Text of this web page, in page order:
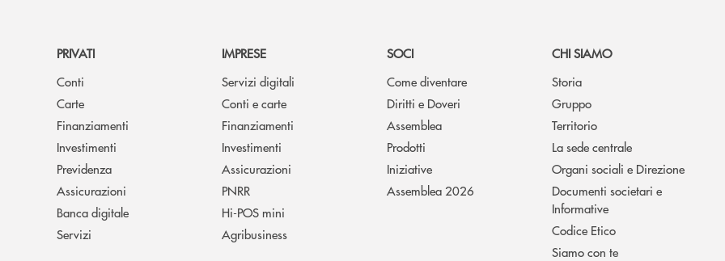
PRIVATI
Conti
Carte
Finanziamenti
Investimenti
Previdenza
Assicurazioni
Banca digitale
Servizi
IMPRESE
Servizi digitali
Conti e carte
Finanziamenti
Investimenti
Assicurazioni
PNRR
Hi-POS mini
Agribusiness
SOCI
Come diventare
Diritti e Doveri
Assemblea
Prodotti
Iniziative
Assemblea 2026
CHI SIAMO
Storia
Gruppo
Territorio
La sede centrale
Organi sociali e Direzione
Documenti societari e
Informative
Codice Etico
Siamo con te